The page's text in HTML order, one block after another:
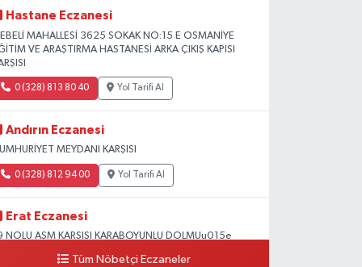
Hastane Eczanesi
MAHALLESİ 3625 SOKAK NO:15 E OSMANİYE
VE ARAŞTIRMA HASTANESİ ARKA ÇIKIŞ KAPISI
0 (328) 813 80 40 Yol Tarifi Al
Andırın Eczanesi
MEYDANI KARŞISI
0 (328) 812 94 00 Yol Tarifi Al
Erat Eczanesi
NOLU ASM KARSISI KARABOYUNLU DOLMUu015e
Tüm Nöbetçi Eczaneler